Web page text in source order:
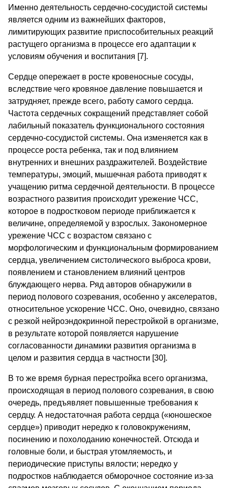
Именно деятельность сердечно-сосудистой системы
является одним из важнейших факторов,
лимитирующих развитие приспособительных реакций
растущего организма в процессе его адаптации к
условиям обучения и воспитания [7].
Сердце опережает в росте кровеносные сосуды,
вследствие чего кровяное давление повышается и
затрудняет, прежде всего, работу самого сердца.
Частота сердечных сокращений представляет собой
лабильный показатель функционального состояния
сердечно-сосудистой системы. Она изменяется как в
процессе роста ребенка, так и под влиянием
внутренних и внешних раздражителей. Воздействие
температуры, эмоций, мышечная работа приводят к
учащению ритма сердечной деятельности. В процессе
возрастного развития происходит урежение ЧСС,
которое в подростковом периоде приближается к
величине, определяемой у взрослых. Закономерное
урежение ЧСС с возрастом связано с
морфологическим и функциональным формированием
сердца, увеличением систолического выброса крови,
появлением и становлением влияний центров
блуждающего нерва. Ряд авторов обнаружили в
период полового созревания, особенно у акселератов,
относительное ускорение ЧСС. Оно, очевидно, связано
с резкой нейроэндокринной перестройкой в организме,
в результате которой появляется нарушение
согласованности динамики развития организма в
целом и развития сердца в частности [30].
В то же время бурная перестройка всего организма,
происходящая в период полового созревания, в свою
очередь, предъявляет повышенные требования к
сердцу. А недостаточная работа сердца («юношеское
сердце») приводит нередко к головокружениям,
посинению и похолоданию конечностей. Отсюда и
головные боли, и быстрая утомляемость, и
периодические приступы вялости; нередко у
подростков наблюдается обморочное состояние из-за